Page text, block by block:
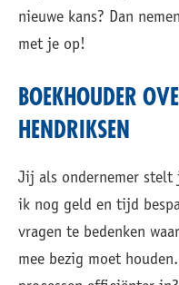
nieuwe kans? Dan
met je op!
BOEKHOUDER
HENDRIKSEN
Jij als ondernemer stelt
ik nog geld en tijd
vragen te bedenken
mee bezig moet